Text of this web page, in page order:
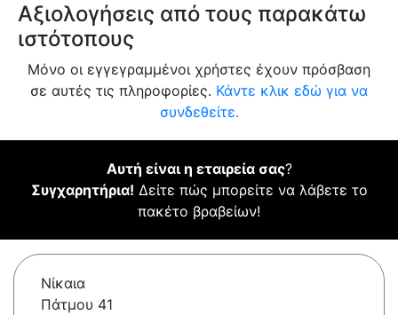
Αξιολογήσεις από τους παρακάτω
ιστότοπους
Μόνο οι εγγεγραμμένοι χρήστες έχουν πρόσβαση
σε αυτές τις πληροφορίες. Κάντε κλικ εδώ για να
συνδεθείτε.
Αυτή είναι η εταιρεία σας?
Συγχαρητήρια! Δείτε πώς μπορείτε να λάβετε το
πακέτο βραβείων!
Νίκαια
Πάτμου 41